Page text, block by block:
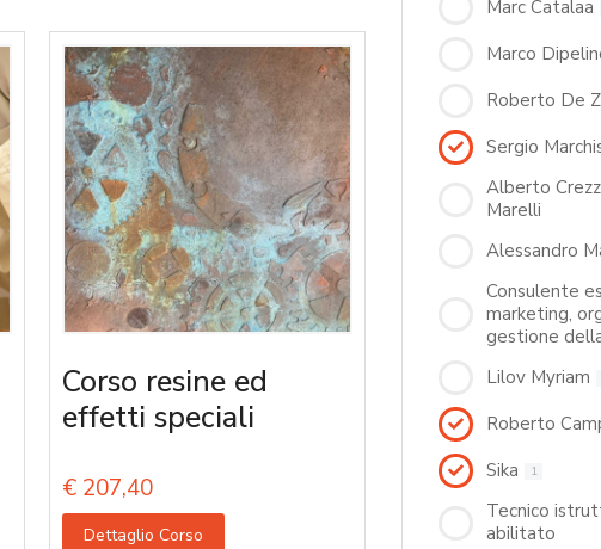
Corso resine ed
effetti speciali
€ 207,40
Dettaglio Corso
Marc Catalaa
Marco
Roberto De
Sergio
Alberto
Marelli
Alessandro
Consulente
marketing,
gestione
Lilov Myriam
Roberto
Sika 1
Tecnico
abilitato